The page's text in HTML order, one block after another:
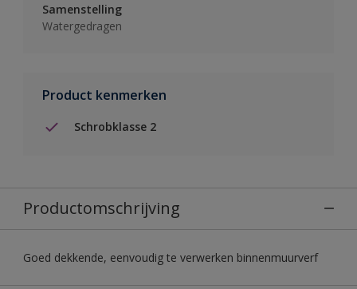
Samenstelling
Watergedragen
Product kenmerken
Schrobklasse 2
Productomschrijving
Goed dekkende, eenvoudig te verwerken binnenmuurverf